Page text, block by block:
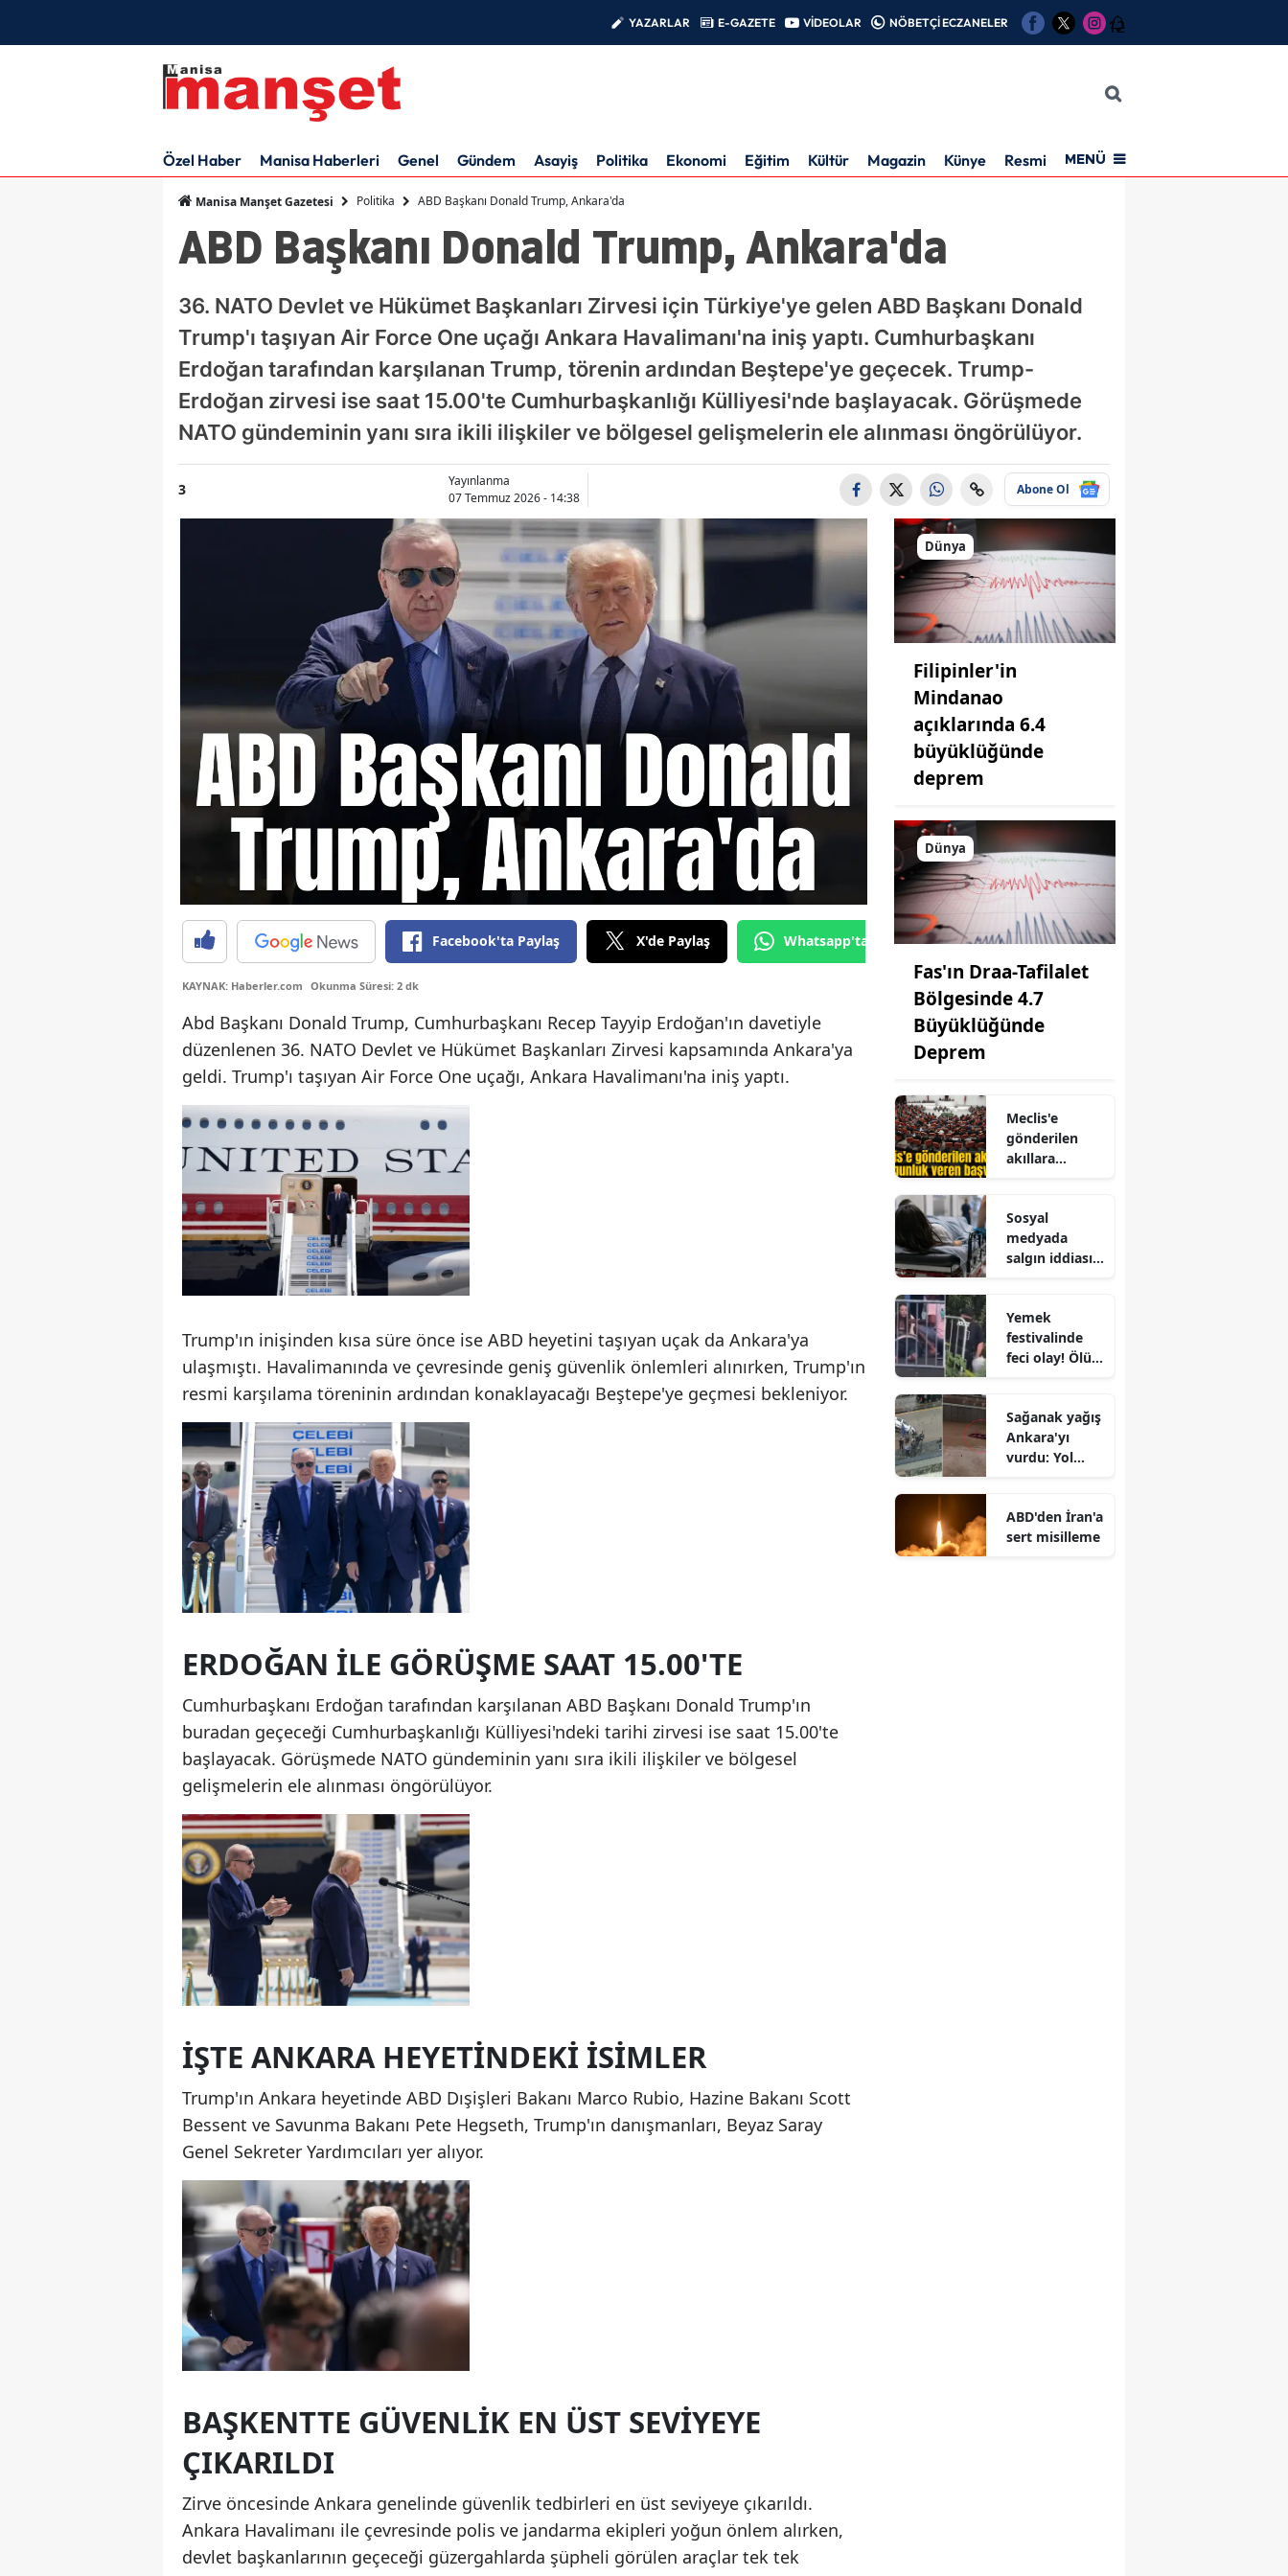
YAZARLAR E-GAZETE VİDEOLAR NÖBETÇİ ECZANELER 12
Özel Haber Manisa Haberleri Genel Gündem Asayiş Politika Ekonomi Eğitim Kültür Magazin Künye Resmi İlanMENÜ
Manisa Manşet Gazetesi Politika ABD Başkanı Donald Trump, Ankara'da
ABD Başkanı Donald Trump, Ankara'da
36. NATO Devlet ve Hükümet Başkanları Zirvesi için Türkiye'ye gelen ABD Başkanı Donald
Trump'ı taşıyan Air Force One uçağı Ankara Havalimanı'na iniş yaptı. Cumhurbaşkanı
Erdoğan tarafından karşılanan Trump, törenin ardından Beştepe'ye geçecek. Trump-
Erdoğan zirvesi ise saat 15.00'te Cumhurbaşkanlığı Külliyesi'nde başlayacak. Görüşmede
NATO gündeminin yanı sıra ikili ilişkiler ve bölgesel gelişmelerin ele alınması öngörülüyor.
3
Yayınlanma
07 Temmuz 2026 - 14:38
Abone Ol
Facebook'ta Paylaş X'de Paylaş Whatsapp'tan Gönder
KAYNAK: Haberler.com Okunma Süresi: 2 dk
Abd Başkanı Donald Trump, Cumhurbaşkanı Recep Tayyip Erdoğan'ın davetiyle
düzenlenen 36. NATO Devlet ve Hükümet Başkanları Zirvesi kapsamında Ankara'ya
geldi. Trump'ı taşıyan Air Force One uçağı, Ankara Havalimanı'na iniş yaptı.
Trump'ın inişinden kısa süre önce ise ABD heyetini taşıyan uçak da Ankara'ya
ulaşmıştı. Havalimanında ve çevresinde geniş güvenlik önlemleri alınırken, Trump'ın
resmi karşılama töreninin ardından konaklayacağı Beştepe'ye geçmesi bekleniyor.
ERDOĞAN İLE GÖRÜŞME SAAT 15.00'TE
Cumhurbaşkanı Erdoğan tarafından karşılanan ABD Başkanı Donald Trump'ın
buradan geçeceği Cumhurbaşkanlığı Külliyesi'ndeki tarihi zirvesi ise saat 15.00'te
başlayacak. Görüşmede NATO gündeminin yanı sıra ikili ilişkiler ve bölgesel
gelişmelerin ele alınması öngörülüyor.
İŞTE ANKARA HEYETİNDEKİ İSİMLER
Trump'ın Ankara heyetinde ABD Dışişleri Bakanı Marco Rubio, Hazine Bakanı Scott
Bessent ve Savunma Bakanı Pete Hegseth, Trump'ın danışmanları, Beyaz Saray
Genel Sekreter Yardımcıları yer alıyor.
BAŞKENTTE GÜVENLİK EN ÜST SEVİYEYE
ÇIKARILDI
Zirve öncesinde Ankara genelinde güvenlik tedbirleri en üst seviyeye çıkarıldı.
Ankara Havalimanı ile çevresinde polis ve jandarma ekipleri yoğun önlem alırken,
devlet başkanlarının geçeceği güzergahlarda şüpheli görülen araçlar tek tek
Dünya
Filipinler'in
Mindanao
açıklarında 6.4
büyüklüğünde
deprem
Dünya
Fas'ın Draa-Tafilalet
Bölgesinde 4.7
Büyüklüğünde
Deprem
Meclis'e
gönderilen
akıllara
Sosyal
medyada
salgın iddiası!
hastaneye
koştu
Yemek
festivalinde
feci olay! Ölü
Sağanak yağış
Ankara'yı
vurdu: Yol
ABD'den İran'a
sert misilleme